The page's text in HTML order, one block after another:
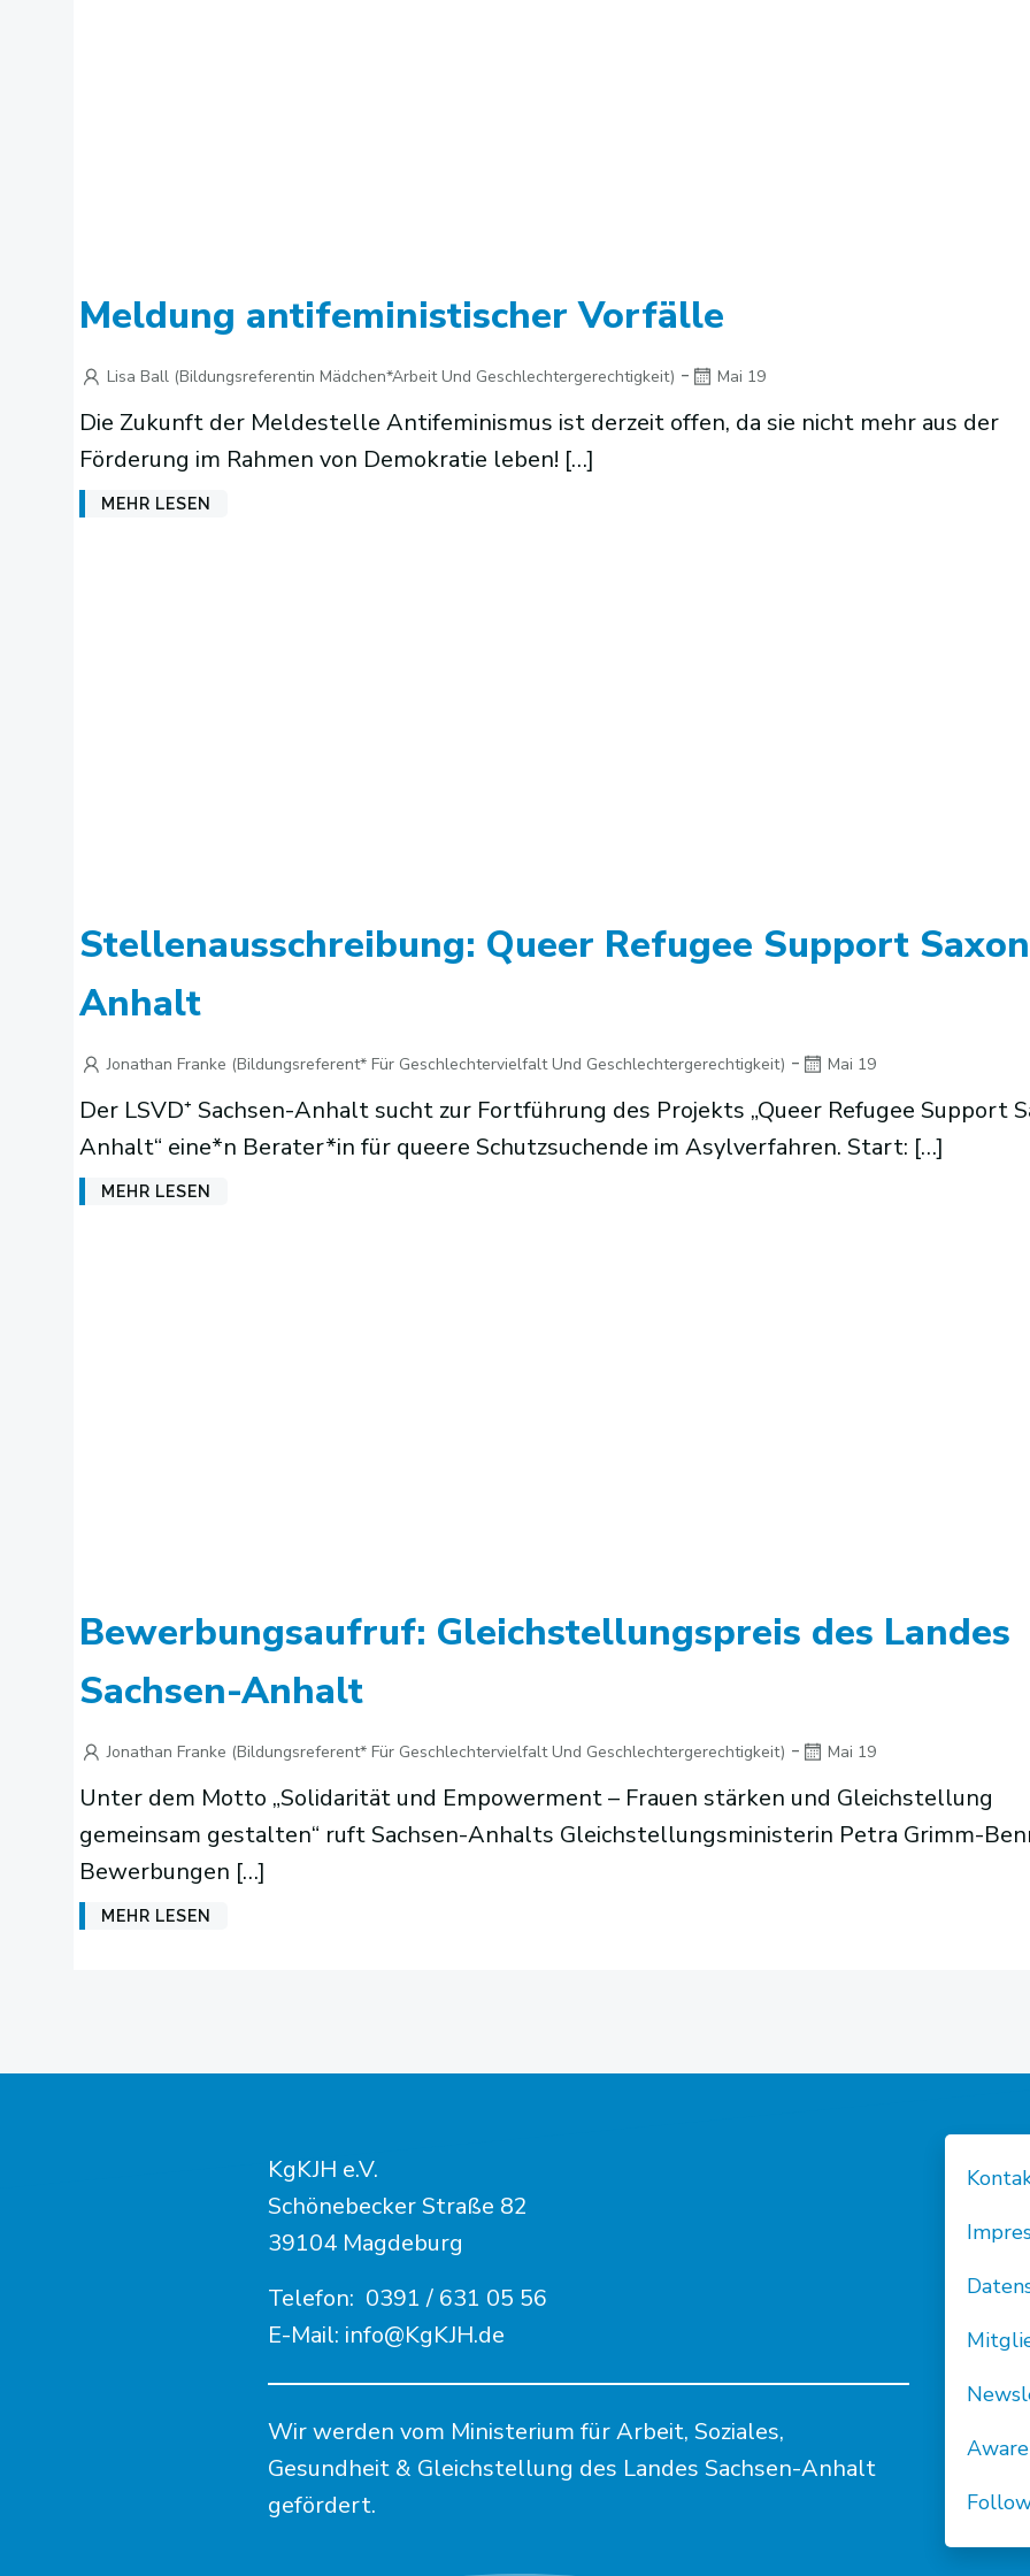
Meldung antifeministischer Vorfälle
Lisa Ball (Bildungsreferentin Mädchen*arbeit Und Geschlechtergerechtigkeit) - Mai 19
Die Zukunft der Meldestelle Antifeminismus ist derzeit offen, da sie nicht mehr aus der
Förderung im Rahmen von Demokratie leben! […]
MEHR LESEN
Stellenausschreibung: Queer Refugee Support
Anhalt
Jonathan Franke (Bildungsreferent* Für Geschlechtervielfalt Und Geschlechtergerechtigkeit) - Mai 19
Der LSVD⁺ Sachsen-Anhalt sucht zur Fortführung des Projekts „Queer Refugee Support
Anhalt“ eine*n Berater*in für queere Schutzsuchende im Asylverfahren. Start: […]
MEHR LESEN
Bewerbungsaufruf: Gleichstellungspreis des Landes
Sachsen-Anhalt
Jonathan Franke (Bildungsreferent* Für Geschlechtervielfalt Und Geschlechtergerechtigkeit) - Mai 19
Unter dem Motto „Solidarität und Empowerment – Frauen stärken und Gleichstellung
gemeinsam gestalten“ ruft Sachsen-Anhalts Gleichstellungsministerin Petra Grimm-
Bewerbungen […]
MEHR LESEN
KgKJH e.V.
Schönebecker Straße 82
39104 Magdeburg
Telefon: 0391 / 631 05 56
E-Mail: info@KgKJH.de
Wir werden vom Ministerium für Arbeit, Soziales,
Gesundheit & Gleichstellung des Landes Sachsen-Anhalt
gefördert.